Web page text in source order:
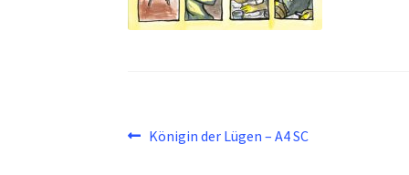
Beitragsnavigation
Vorheriger
Königin der Lügen – A4 SC